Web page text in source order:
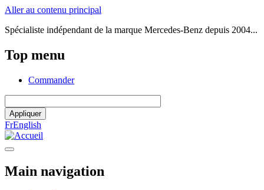
Aller au contenu principal
Spécialiste indépendant de la marque Mercedes-Benz depuis 2004...
Top menu
Commander
FrEnglish
Main navigation